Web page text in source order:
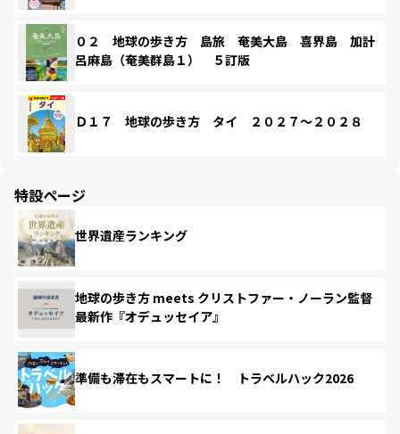
０２ 地球の歩き方 島旅 奄美大島 喜界島 加計
呂麻島（奄美群島１） ５訂版
Ｄ１７ 地球の歩き方 タイ ２０２７～２０２８
特設ページ
世界遺産ランキング
地球の歩き方 meets クリストファー・ノーラン監督
最新作『オデュッセイア』
準備も滞在もスマートに！ トラベルハック2026